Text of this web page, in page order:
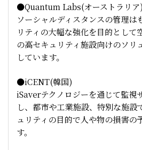
●Quantum Labs(オーストラリア)
ソーシャルディスタンスの管理は
リティの大幅な強化を目的として
の高セキュリティ施設向けのソリ
しています。
●iCENT(韓国)
iSaverテクノロジーを通じて監視
し、都市や工業施設、特別な施設
ュリティの目的で人や物の損害の
す。